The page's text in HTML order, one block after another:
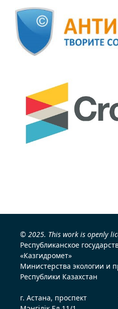
© 2025. This work is openly
Республиканское
«Казгидромет»
Министерства экологии и
Республики Казахстан
г. Астана, проспект